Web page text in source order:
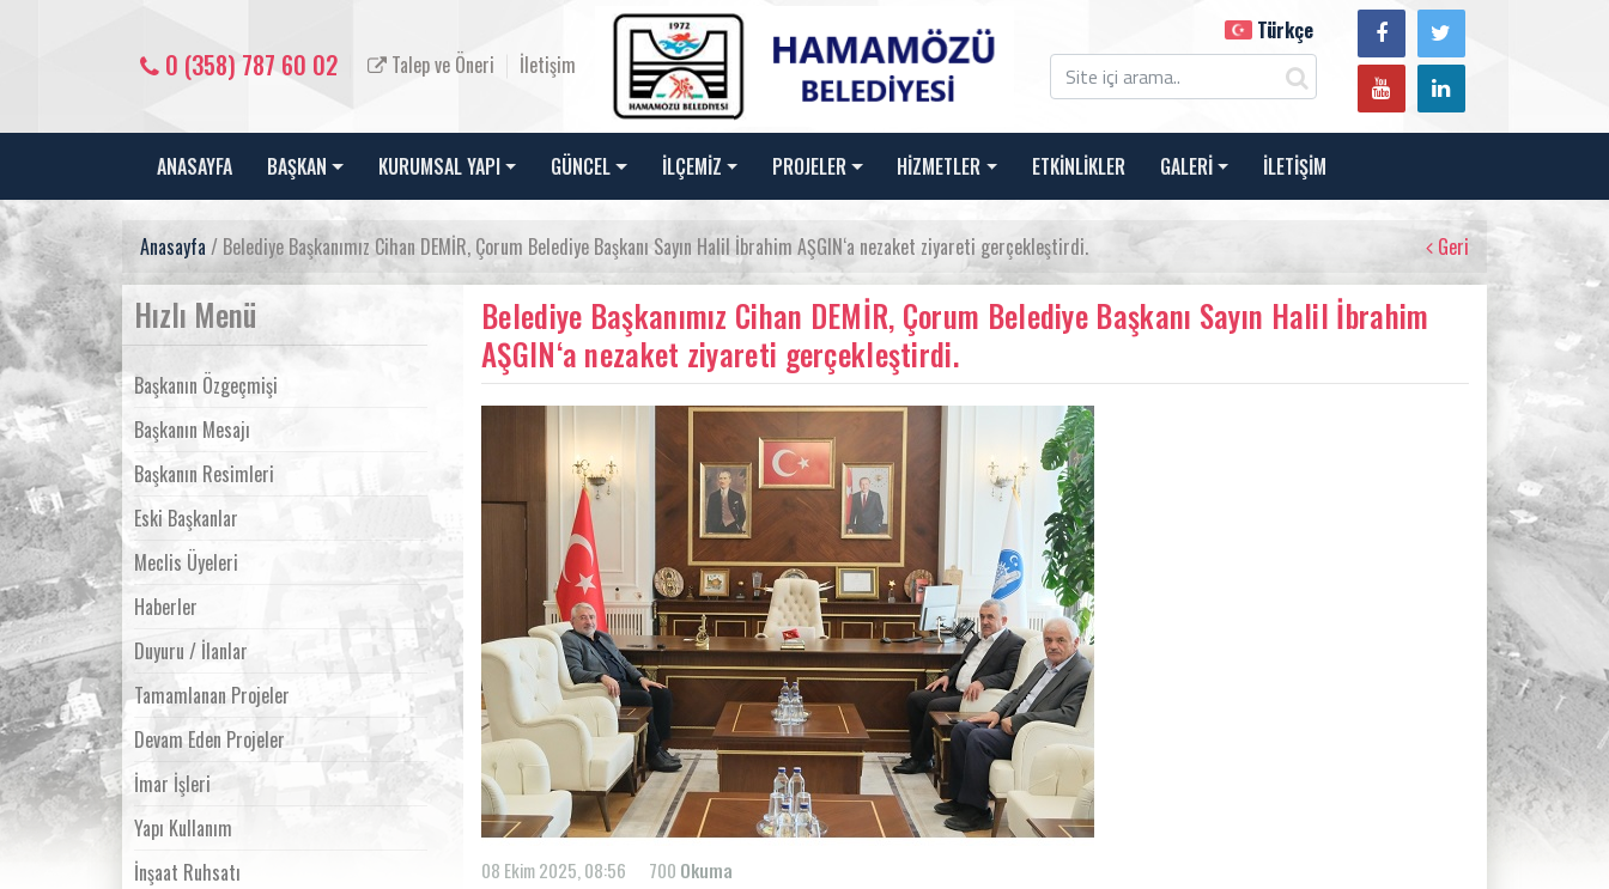
0 (358) 787 60 02 Talep ve Öneri İletişim
Türkçe
ANASAYFA BAŞKAN KURUMSAL YAPI GÜNCEL İLÇEMİZ PROJELER HİZMETLER ETKİNLİKLER GALERİ İLETİŞİM
Anasayfa / Belediye Başkanımız Cihan DEMİR, Çorum Belediye Başkanı Sayın Halil İbrahim AŞGIN‘a nezaket ziyareti gerçekleştirdi. Geri
Hızlı Menü
Başkanın Özgeçmişi
Başkanın Mesajı
Başkanın Resimleri
Eski Başkanlar
Meclis Üyeleri
Haberler
Duyuru / İlanlar
Tamamlanan Projeler
Devam Eden Projeler
İmar İşleri
Yapı Kullanım
İnşaat Ruhsatı
Belediye Başkanımız Cihan DEMİR, Çorum Belediye Başkanı Sayın Halil İbrahim
AŞGIN‘a nezaket ziyareti gerçekleştirdi.
08 Ekim 2025, 08:56 700 Okuma